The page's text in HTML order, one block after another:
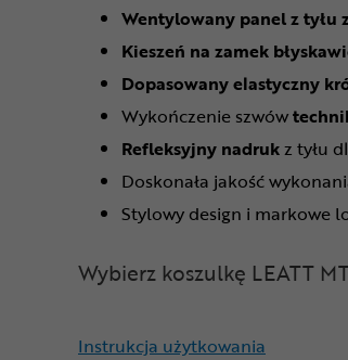
Wentylowany panel z tyłu
Kieszeń na zamek
Dopasowany elastyczny
Wykończenie szwów
Refleksyjny nadrukz tyłu
Doskonała jakość
Stylowy design i markowe
Wybierz koszulkę LEATT
Instrukcja użytkowania